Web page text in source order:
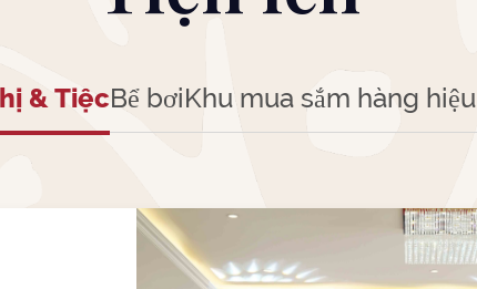
& TiệcBể bơiKhu mua sắm hàng hiệu